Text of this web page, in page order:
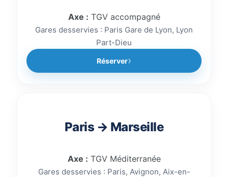
Axe : TGV accompagné
Gares desservies : Paris Gare de Lyon, Lyon
Part-Dieu
Réserver
Paris → Marseille
Axe : TGV Méditerranée
Gares desservies : Paris, Avignon, Aix-en-